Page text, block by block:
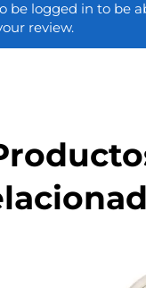
be logged in to be
review.